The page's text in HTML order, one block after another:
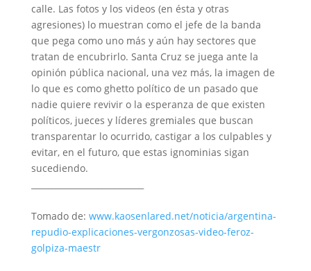
calle. Las fotos y los videos (en ésta y otras
agresiones) lo muestran como el jefe de la banda
que pega como uno más y aún hay sectores que
tratan de encubrirlo. Santa Cruz se juega ante la
opinión pública nacional, una vez más, la imagen de
lo que es como ghetto político de un pasado que
nadie quiere revivir o la esperanza de que existen
políticos, jueces y líderes gremiales que buscan
transparentar lo ocurrido, castigar a los culpables y
evitar, en el futuro, que estas ignominias sigan
sucediendo.
Tomado de: www.kaosenlared.net/noticia/argentina-
repudio-explicaciones-vergonzosas-video-feroz-
golpiza-maestr